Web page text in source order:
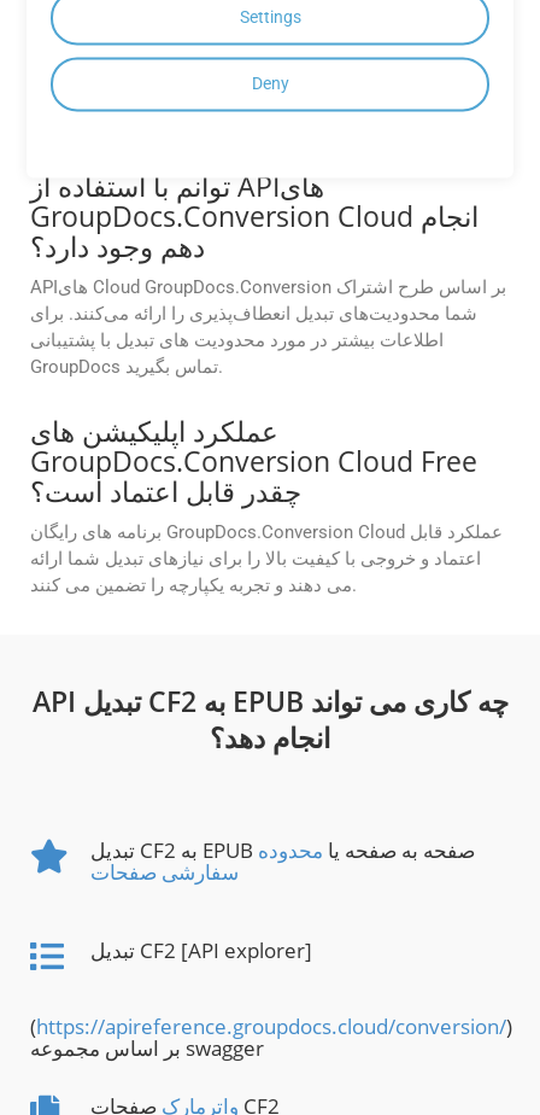
GroupDocs.Conversion Cloud به شما امکان می دهد محدوده
صفحه سفارشی را برای تبدیل تعریف کنید. با استفاده از پارامتر
Pages در درخواست API خود می توانید صفحات خاصی (مانند 1،
توانم با استفاده از APIهای
GroupDocs.Conversion Cloud انجام
دهم وجود دارد؟
APIهای Cloud GroupDocs.Conversion بر اساس طرح اشتراک
شما محدودیت‌های تبدیل انعطاف‌پذیری را ارائه می‌کنند. برای
اطلاعات بیشتر در مورد محدودیت های تبدیل با پشتیبانی
GroupDocs تماس بگیرید.
عملکرد اپلیکیشن های
GroupDocs.Conversion Cloud Free
چقدر قابل اعتماد است؟
برنامه های رایگان GroupDocs.Conversion Cloud عملکرد قابل
اعتماد و خروجی با کیفیت بالا را برای نیازهای تبدیل شما ارائه
می دهند و تجربه یکپارچه را تضمین می کنند.
API تبدیل CF2 به EPUB چه کاری می تواند
انجام دهد؟
تبدیل CF2 به EPUB صفحه به صفحه یا محدوده
سفارشی صفحات
تبدیل CF2 [API explorer]
(https://apireference.groupdocs.cloud/conversion/)
بر اساس مجموعه swagger
واترمارک صفحات CF2
Settings
Deny